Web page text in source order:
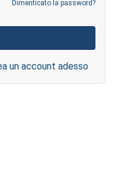
Dimenticato la password?
un account adesso